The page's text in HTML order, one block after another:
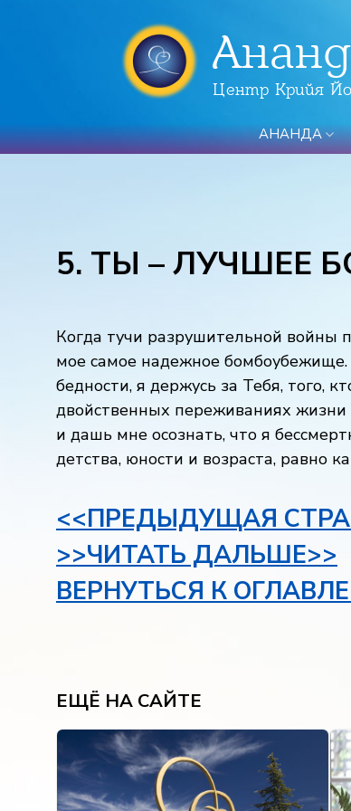
Центр Крийя
АНАНДА
5. ТЫ – ЛУЧШЕЕ
Когда тучи разрушительной войны
мое самое надежное
бедности, я держусь за Тебя, того,
двойственных переживаниях
и дашь мне осознать, что я
детства, юности и возраста, равно
<<ПРЕДЫДУЩАЯ
>>ЧИТАТЬ ДАЛЬШЕ>>
ВЕРНУТЬСЯ К
ЕЩЁ НА САЙТЕ